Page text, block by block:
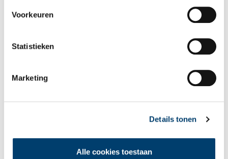
Voorkeuren
Statistieken
Marketing
Details tonen
Alle cookies toestaan